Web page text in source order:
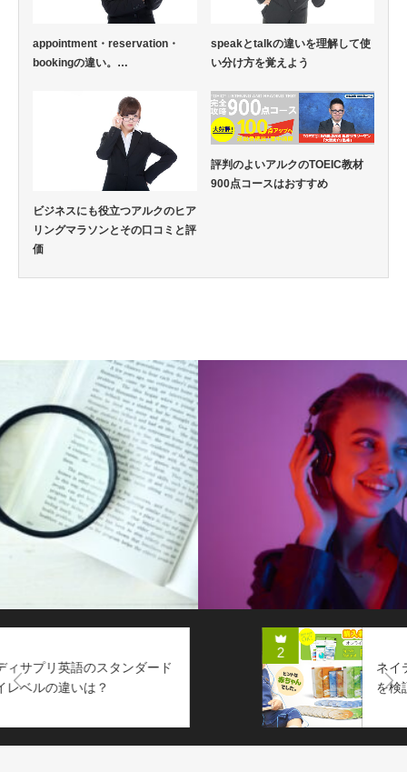
appointment・reservation・
bookingの違い。…
speakとtalkの違いを理解して使
い分け方を覚えよう
ビジネスにも役立つアルクのヒア
リングマラソンとその口コミと評
価
評判のよいアルクのTOEIC教材
900点コースはおすすめ
ネイティブイングリッシュの口コミ
を検証！メリットや教材の評価は？